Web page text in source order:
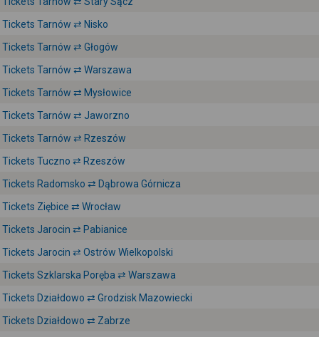
Tickets Tarnów ⇄ Nisko
Tickets Tarnów ⇄ Głogów
Tickets Tarnów ⇄ Warszawa
Tickets Tarnów ⇄ Mysłowice
Tickets Tarnów ⇄ Jaworzno
Tickets Tarnów ⇄ Rzeszów
Tickets Tuczno ⇄ Rzeszów
Tickets Radomsko ⇄ Dąbrowa Górnicza
Tickets Ziębice ⇄ Wrocław
Tickets Jarocin ⇄ Pabianice
Tickets Jarocin ⇄ Ostrów Wielkopolski
Tickets Szklarska Poręba ⇄ Warszawa
Tickets Działdowo ⇄ Grodzisk Mazowiecki
Tickets Działdowo ⇄ Zabrze